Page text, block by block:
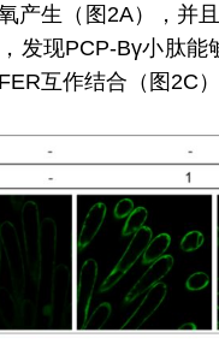
产生（图2A），并
发现PCP-Bγ小肽
互作结合（图2C）